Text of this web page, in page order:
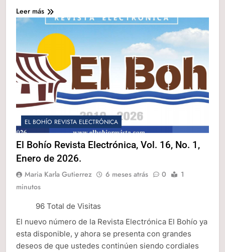
Leer más
EL BOHÍO REVISTA ELECTRÓNICA
El Bohío Revista Electrónica, Vol. 16, No. 1,
Enero de 2026.
Maria Karla Gutierrez 6 meses atrás 0
1
minutos
96 Total de Visitas
El nuevo número de la Revista Electrónica El Bohío ya
esta disponible, y ahora se presenta con grandes
deseos de que ustedes continúen siendo cordiales